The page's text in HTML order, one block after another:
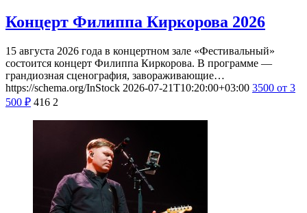
Концерт Филиппа Киркорова 2026
15 августа 2026 года в концертном зале «Фестивальный»
состоится концерт Филиппа Киркорова. В программе —
грандиозная сценография, завораживающие…
https://schema.org/InStock 2026-07-21T10:20:00+03:00 3500 от 3
500 ₽ 416 2